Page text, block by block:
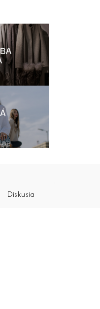
Diskusia